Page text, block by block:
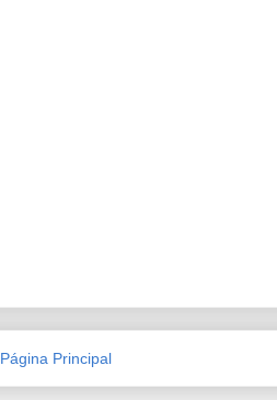
Página Principal